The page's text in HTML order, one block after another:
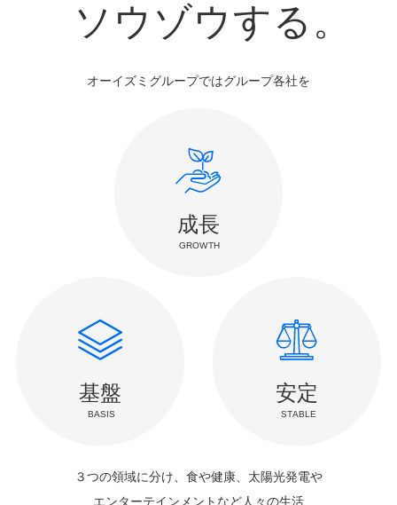
ソウゾウする。
オーイズミグループではグループ各社を
３つの領域に分け、食や健康、太陽光発電や
エンターテインメントなど人々の生活